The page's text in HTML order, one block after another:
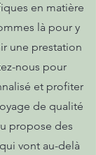
en matière
là pour y
une prestation
nous pour
et profiter
de qualité
propose des
vont au-delà